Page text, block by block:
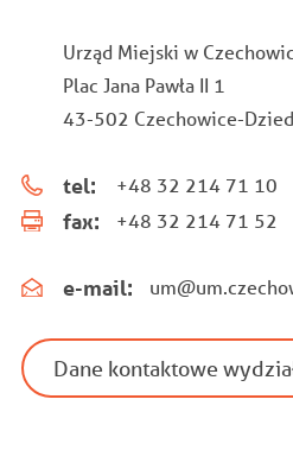
Urząd Miejski w
Plac Jana Pawła II 1
43-502 Czechowice-
tel: +48 32 214 71 10
fax: +48 32 214 71 52
e-mail:
Dane kontaktowe